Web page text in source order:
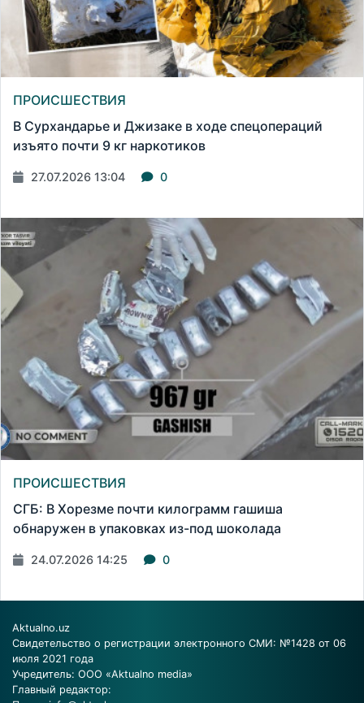
ПРОИСШЕСТВИЯ
В Сурхандарье и Джизаке в ходе спецопераций
изъято почти 9 кг наркотиков
27.07.2026 13:04 0
ПРОИСШЕСТВИЯ
СГБ: В Хорезме почти килограмм гашиша
обнаружен в упаковках из-под шоколада
24.07.2026 14:25 0
Aktualno.uz
Свидетельство о регистрации электронного СМИ: №1428 от 06
июля 2021 года
Учредитель: ООО «Aktualno media»
Главный редактор: